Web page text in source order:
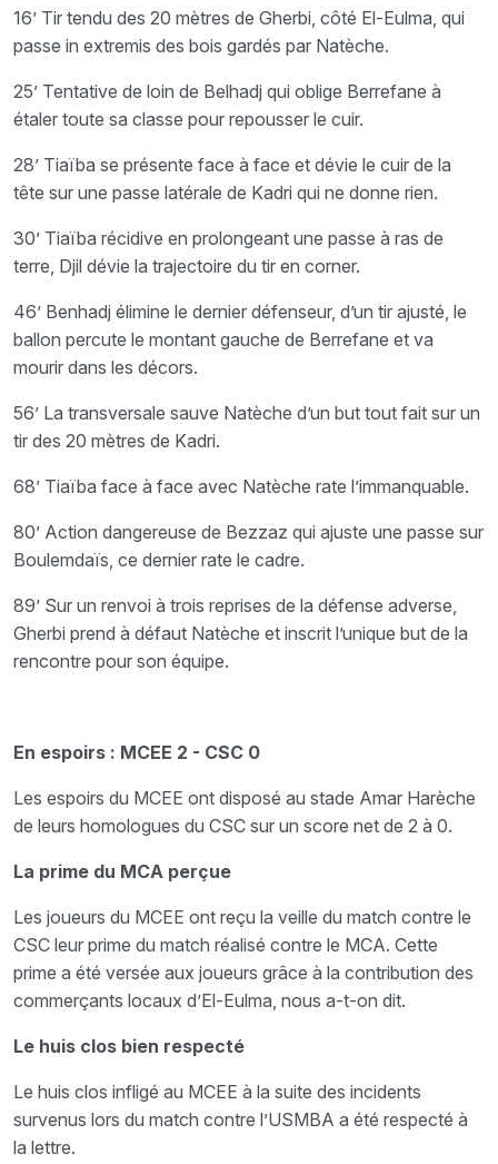
16’ Tir tendu des 20 mètres de Gherbi, côté El-Eulma, qui
passe in extremis des bois gardés par Natèche.
25’ Tentative de loin de Belhadj qui oblige Berrefane à
étaler toute sa classe pour repousser le cuir.
28’ Tiaïba se présente face à face et dévie le cuir de la
tête sur une passe latérale de Kadri qui ne donne rien.
30’ Tiaïba récidive en prolongeant une passe à ras de
terre, Djil dévie la trajectoire du tir en corner.
46’ Benhadj élimine le dernier défenseur, d’un tir ajusté, le
ballon percute le montant gauche de Berrefane et va
mourir dans les décors.
56’ La transversale sauve Natèche d’un but tout fait sur un
tir des 20 mètres de Kadri.
68’ Tiaïba face à face avec Natèche rate l’immanquable.
80’ Action dangereuse de Bezzaz qui ajuste une passe sur
Boulemdaïs, ce dernier rate le cadre.
89’ Sur un renvoi à trois reprises de la défense adverse,
Gherbi prend à défaut Natèche et inscrit l’unique but de la
rencontre pour son équipe.
En espoirs : MCEE 2 - CSC 0
Les espoirs du MCEE ont disposé au stade Amar Harèche
de leurs homologues du CSC sur un score net de 2 à 0.
La prime du MCA perçue
Les joueurs du MCEE ont reçu la veille du match contre le
CSC leur prime du match réalisé contre le MCA. Cette
prime a été versée aux joueurs grâce à la contribution des
commerçants locaux d’El-Eulma, nous a-t-on dit.
Le huis clos bien respecté
Le huis clos infligé au MCEE à la suite des incidents
survenus lors du match contre l’USMBA a été respecté à
la lettre.